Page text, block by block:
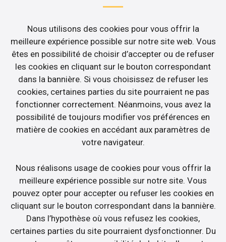
Nous utilisons des cookies pour vous offrir la
meilleure expérience possible sur notre site web. Vous
êtes en possibilité de choisir d’accepter ou de refuser
les cookies en cliquant sur le bouton correspondant
dans la bannière. Si vous choisissez de refuser les
cookies, certaines parties du site pourraient ne pas
fonctionner correctement. Néanmoins, vous avez la
possibilité de toujours modifier vos préférences en
matière de cookies en accédant aux paramètres de
votre navigateur.
Nous réalisons usage de cookies pour vous offrir la
meilleure expérience possible sur notre site. Vous
pouvez opter pour accepter ou refuser les cookies en
cliquant sur le bouton correspondant dans la bannière.
Dans l’hypothèse où vous refusez les cookies,
certaines parties du site pourraient dysfonctionner. Du